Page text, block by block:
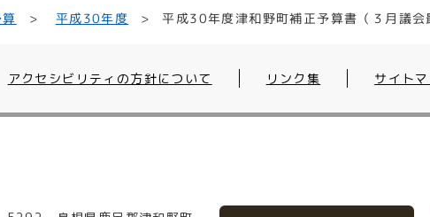
平成30年度 平成30年度津和野町補正予算書（３月議会
アクセシビリティの方針について リンク集 サイト